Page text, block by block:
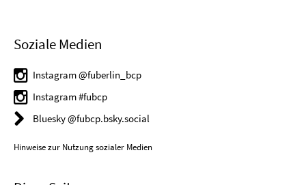
Soziale Medien
Instagram @fuberlin_bcp
Instagram #fubcp
Bluesky @fubcp.bsky.social
Hinweise zur Nutzung sozialer Medien